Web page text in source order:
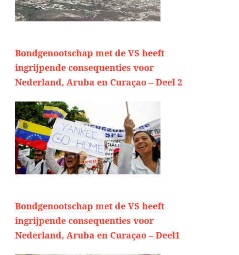
Bondgenootschap met de VS heeft
ingrijpende consequenties voor
Nederland, Aruba en Curaçao – Deel 2
Bondgenootschap met de VS heeft
ingrijpende consequenties voor
Nederland, Aruba en Curaçao – Deel1